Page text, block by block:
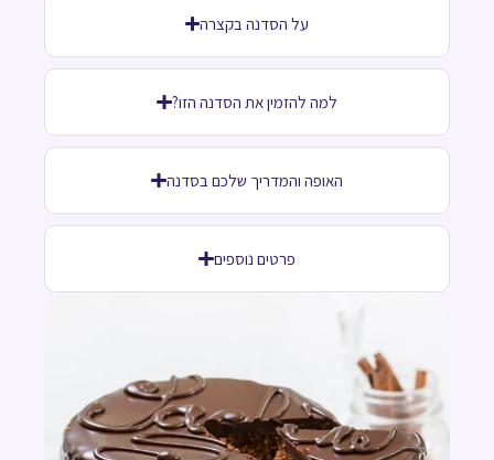
על הסדנה בקצרה
למה להזמין את הסדנה הזו?
האופה והמדריך שלכם בסדנה
פרטים נוספים